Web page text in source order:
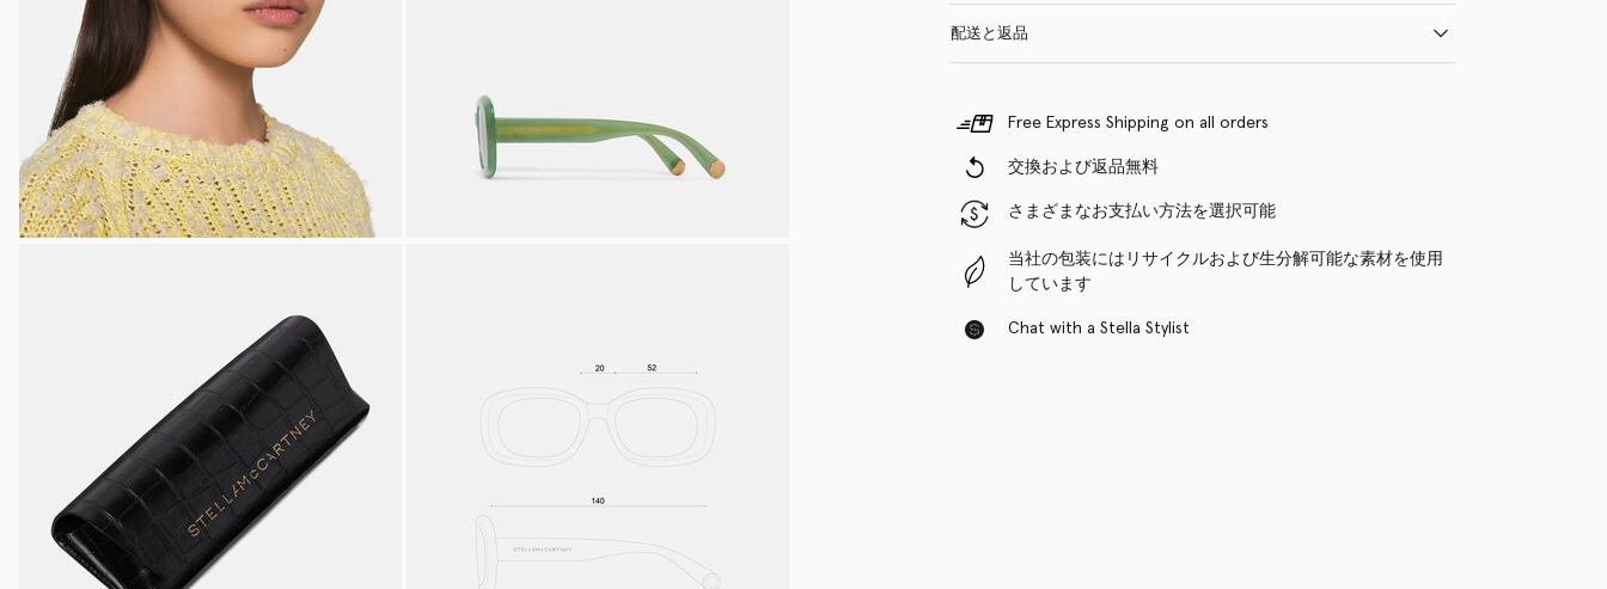
配送と返品
Free Express Shipping on all orders
交換および返品無料
さまざまなお支払い方法を選択可能
当社の包装にはリサイクルおよび生分解可能な素材を使用
しています
Chat with a Stella Stylist